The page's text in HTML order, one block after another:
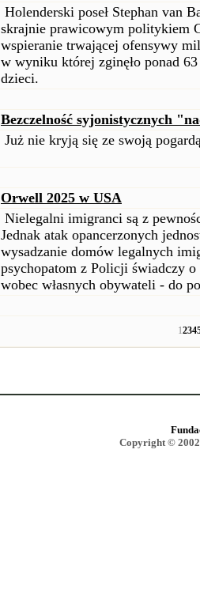
Holenderski poseł Stephan van
skrajnie prawicowym politykiem
wspieranie trwającej ofensywy
w wyniku której zginęło ponad
dzieci.
Bezczelność syjonistycznych
Już nie kryją się ze swoją
Orwell 2025 w USA
Nielegalni imigranci są z
Jednak atak opancerzonych
wysadzanie domów legalnych
psychopatom z Policji świadczy o
wobec własnych obywateli - do
1234
Copyright ©